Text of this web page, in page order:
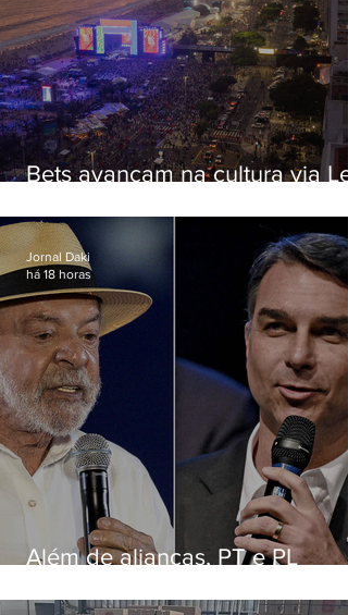
Bets avançam na cultura via Lei
artistas
Além de alianças, PT e PL
ancorar disputa nacional nos
Jornal Daki
há 18 horas